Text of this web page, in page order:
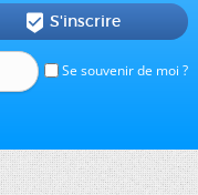
Se souvenir de moi ?
 S'inscrire